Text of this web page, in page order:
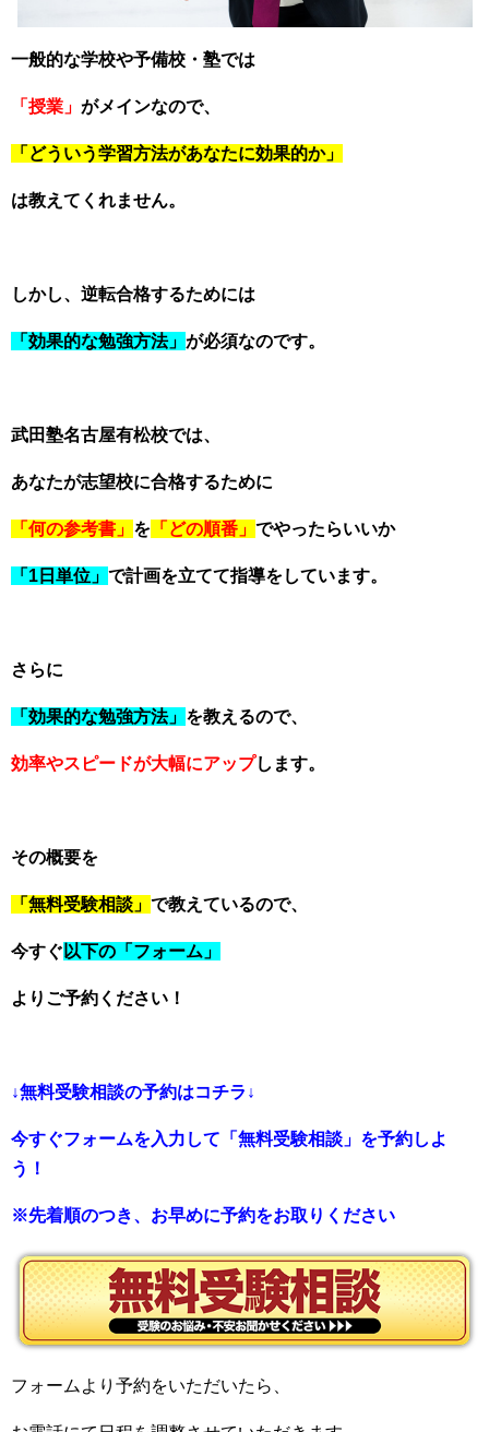
一般的な学校や予備校・塾では
「授業」 がメインなので、
「どういう学習方法があなたに効果的か」
は教えてくれません。
しかし、逆転合格するためには
「効果的な勉強方法」 が必須なのです。
武田塾名古屋有松校では、
あなたが志望校に合格するために
「何の参考書」 を 「どの順番」 でやったらいいか
「1日単位」 で計画を立てて指導をしています。
さらに
「効果的な勉強方法」 を教えるので、
効率やスピードが大幅にアップします。
その概要を
「無料受験相談」 で教えているので、
今すぐ以下の「フォーム」
よりご予約ください！
↓無料受験相談の予約はコチラ↓
今すぐフォームを入力して「無料受験相談」を予約しよ
う！
※先着順のつき、お早めに予約をお取りください
フォームより予約をいただいたら、